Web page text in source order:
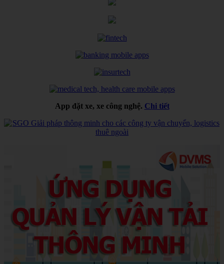
App đặt xe, xe công nghệ. Chi tiết